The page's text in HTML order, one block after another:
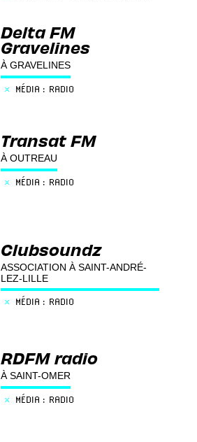
Delta FM
Gravelines
À GRAVELINES
× MÉDIA : RADIO
Transat FM
À OUTREAU
× MÉDIA : RADIO
Clubsoundz
ASSOCIATION À SAINT-ANDRÉ-
LEZ-LILLE
× MÉDIA : RADIO
RDFM radio
À SAINT-OMER
× MÉDIA : RADIO